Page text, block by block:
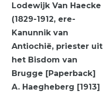
Lodewijk Van Haecke
(1829-1912, ere-
Kanunnik van
Antiochië, priester uit
het Bisdom van
Brugge [Paperback]
A. Haegheberg [1913]